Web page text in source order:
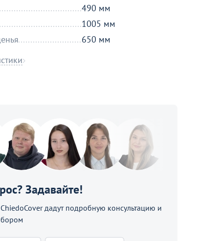
490 мм
1005 мм
650 мм
Задавайте!
дадут подробную консультацию и